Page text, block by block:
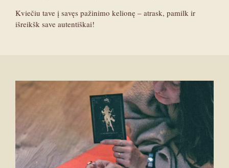
Kviečiu tave į savęs pažinimo kelionę – atrask, pamilk ir
išreikšk save autentiškai!